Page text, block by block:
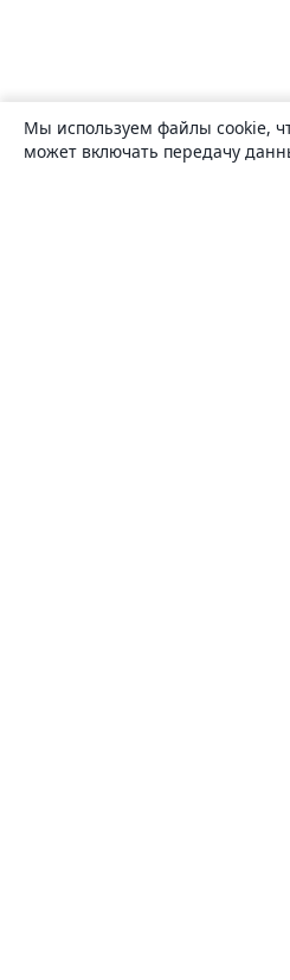
Мы используем файлы cookie,
может включать передачу